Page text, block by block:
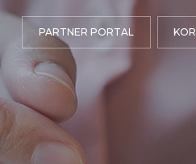
PARTNER PORTAL KOR